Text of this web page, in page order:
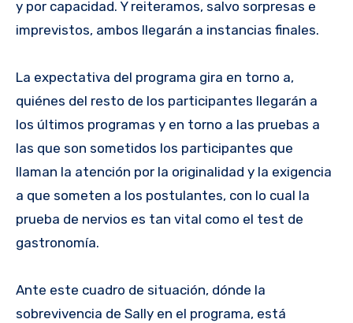
y por capacidad. Y reiteramos, salvo sorpresas e
imprevistos, ambos llegarán a instancias finales.
La expectativa del programa gira en torno a,
quiénes del resto de los participantes llegarán a
los últimos programas y en torno a las pruebas a
las que son sometidos los participantes que
llaman la atención por la originalidad y la exigencia
a que someten a los postulantes, con lo cual la
prueba de nervios es tan vital como el test de
gastronomía.
Ante este cuadro de situación, dónde la
sobrevivencia de Sally en el programa, está